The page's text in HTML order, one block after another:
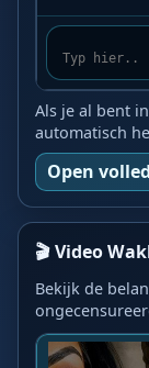
Als je al bent
automatisch
Open
🎬 Video
Bekijk de